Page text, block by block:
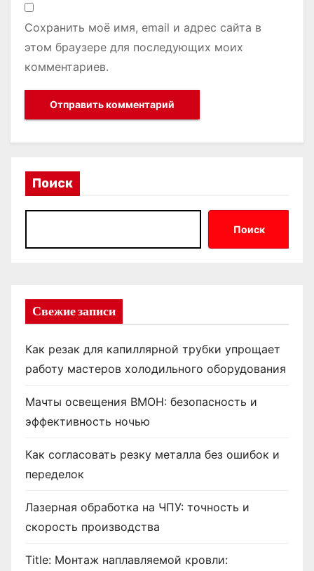
Сохранить моё имя, email и адрес сайта в
этом браузере для последующих моих
комментариев.
Поиск
Поиск
Свежие записи
Как резак для капиллярной трубки упрощает
работу мастеров холодильного оборудования
Мачты освещения ВМОН: безопасность и
эффективность ночью
Как согласовать резку металла без ошибок и
переделок
Лазерная обработка на ЧПУ: точность и
скорость производства
Title: Монтаж наплавляемой кровли: